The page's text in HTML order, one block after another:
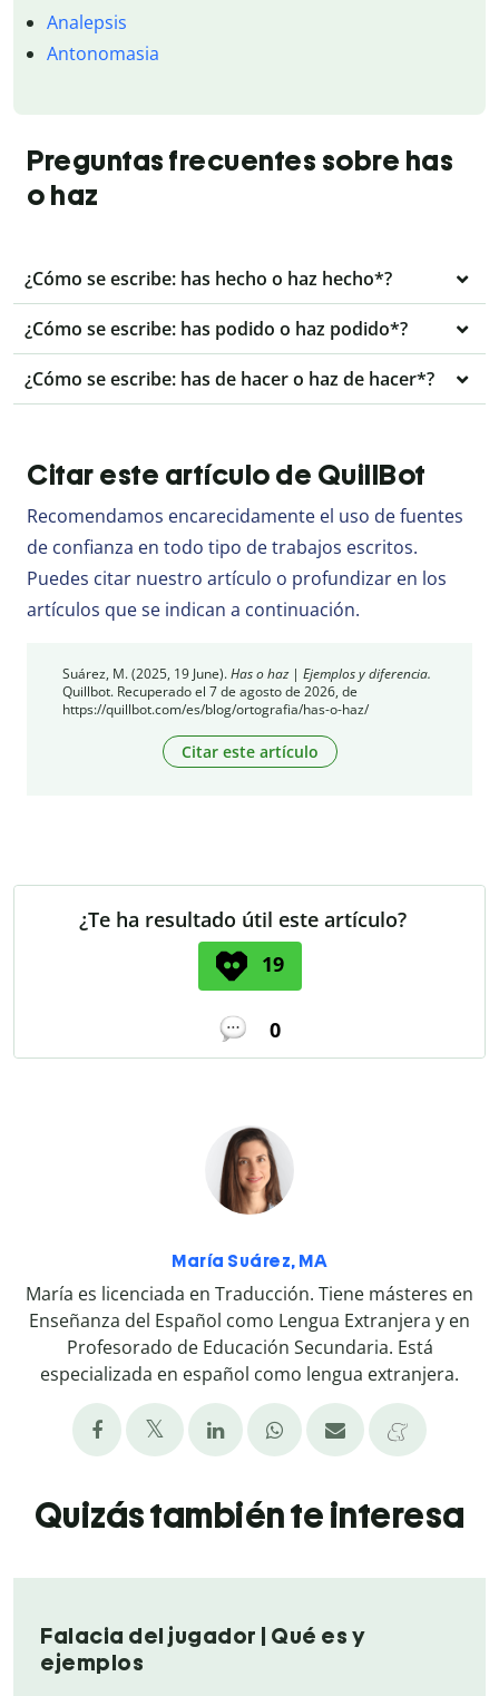
Analepsis
Antonomasia
Preguntas frecuentes sobre has
o haz
¿Cómo se escribe: has hecho o haz hecho*?
¿Cómo se escribe: has podido o haz podido*?
¿Cómo se escribe: has de hacer o haz de hacer*?
Citar este artículo de QuillBot
Recomendamos encarecidamente el uso de fuentes
de confianza en todo tipo de trabajos escritos.
Puedes citar nuestro artículo o profundizar en los
artículos que se indican a continuación.
Suárez, M. (2025, 19 June).Has o haz | Ejemplos y diferencia.
Quillbot. Recuperado el 7 de agosto de 2026, de
https://quillbot.com/es/blog/ortografia/has-o-haz/
Citar este artículo
¿Te ha resultado útil este artículo?
19
0
María Suárez, MA
María es licenciada en Traducción. Tiene másteres en
Enseñanza del Español como Lengua Extranjera y en
Profesorado de Educación Secundaria. Está
especializada en español como lengua extranjera.
Quizás también te interesa
Falacia del jugador | Qué es y
ejemplos